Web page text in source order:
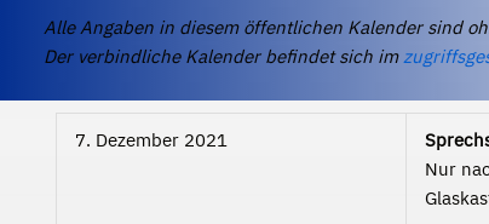
Alle Angaben in diesem öffentlichen Kalender sind
Der verbindliche Kalender befindet sich im
7. Dezember 2021
Nur